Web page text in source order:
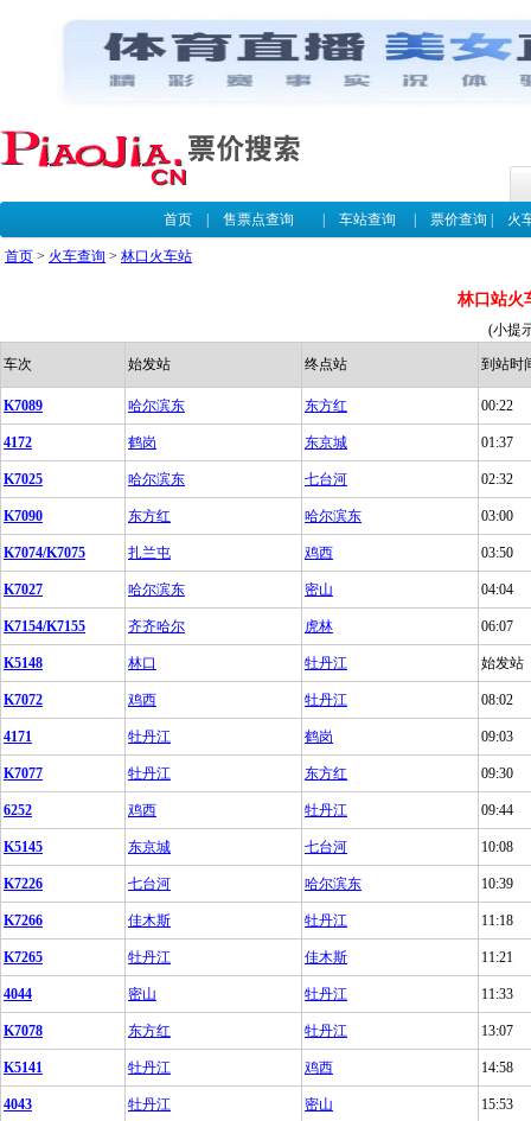
首页| 售票点查询 车站查询 票价查询 火
首页 > 火车查询 > 林口火车站
林口站火
(小提
车次 始发站 终点站 到站时
K7089 哈尔滨东 东方红 00:22
4172 鹤岗 东京城 01:37
K7025 哈尔滨东 七台河 02:32
K7090 东方红 哈尔滨东 03:00
K7074/K7075 扎兰屯 鸡西 03:50
K7027 哈尔滨东 密山 04:04
K7154/K7155 齐齐哈尔 虎林 06:07
K5148 林口 牡丹江 始发站
K7072 鸡西 牡丹江 08:02
4171 牡丹江 鹤岗 09:03
K7077 牡丹江 东方红 09:30
6252 鸡西 牡丹江 09:44
K5145 东京城 七台河 10:08
K7226 七台河 哈尔滨东 10:39
K7266 佳木斯 牡丹江 11:18
K7265 牡丹江 佳木斯 11:21
4044 密山 牡丹江 11:33
K7078 东方红 牡丹江 13:07
K5141 牡丹江 鸡西 14:58
4043 牡丹江 密山 15:53